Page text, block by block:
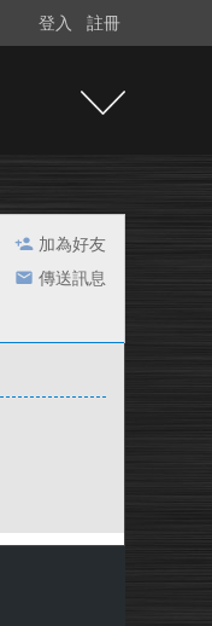
登入 註冊
加為好友
傳送訊息